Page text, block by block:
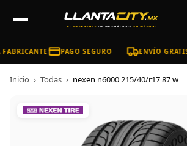
PAGO SEGURO ENVÍO GRATIS
Inicio › Todas › nexen n6000 215/40/r17 87 w